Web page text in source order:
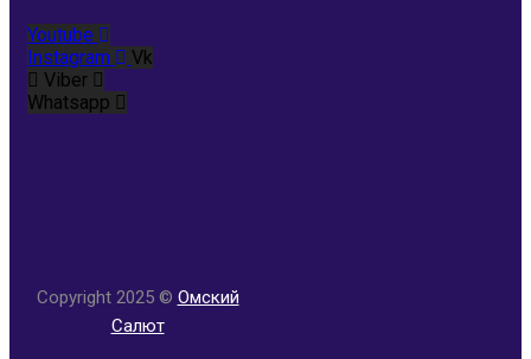
Youtube
Instagram
Vk
Viber
Whatsapp
Copyright 2025 © Омский
Салют